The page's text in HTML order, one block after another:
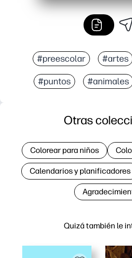
#preescolar #artes
#puntos #animales
Quizá también le
Otras
Colorear para niños
Calendarios y planificadores